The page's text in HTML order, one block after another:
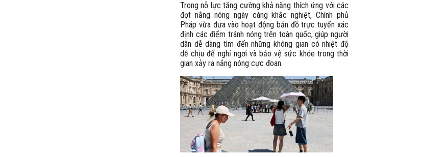
Trong nỗ lực tăng cường khả năng thích ứng với các
đợt nắng nóng ngày càng khắc nghiệt, Chính phủ
Pháp vừa đưa vào hoạt động bản đồ trực tuyến xác
định các điểm tránh nóng trên toàn quốc, giúp người
dân dễ dàng tìm đến những không gian có nhiệt độ
dễ chịu để nghỉ ngơi và bảo vệ sức khỏe trong thời
gian xảy ra nắng nóng cực đoan.